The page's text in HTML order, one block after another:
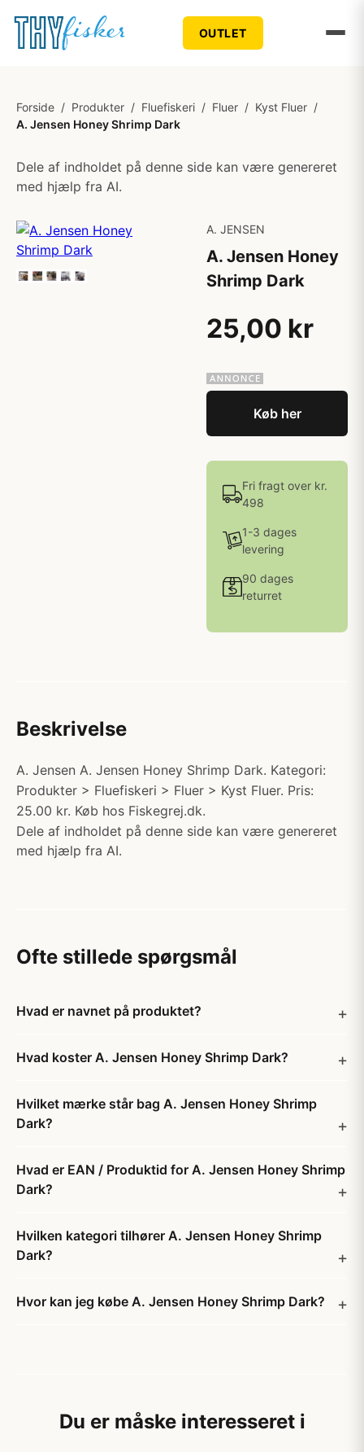
OUTLET
Forside / Produkter / Fluefiskeri / Fluer / Kyst Fluer /
A. Jensen Honey Shrimp Dark
Dele af indholdet på denne side kan være genereret
med hjælp fra AI.
A. JENSEN
A. Jensen Honey
Shrimp Dark
25,00 kr
Køb her
Fri fragt over kr.
498
1-3 dages
levering
90 dages
returret
Beskrivelse
A. Jensen A. Jensen Honey Shrimp Dark. Kategori:
Produkter > Fluefiskeri > Fluer > Kyst Fluer. Pris:
25.00 kr. Køb hos Fiskegrej.dk.
Dele af indholdet på denne side kan være genereret
med hjælp fra AI.
Ofte stillede spørgsmål
Hvad er navnet på produktet?
Hvad koster A. Jensen Honey Shrimp Dark?
Hvilket mærke står bag A. Jensen Honey Shrimp
Dark?
Hvad er EAN / Produktid for A. Jensen Honey Shrimp
Dark?
Hvilken kategori tilhører A. Jensen Honey Shrimp
Dark?
Hvor kan jeg købe A. Jensen Honey Shrimp Dark?
Du er måske interesseret i